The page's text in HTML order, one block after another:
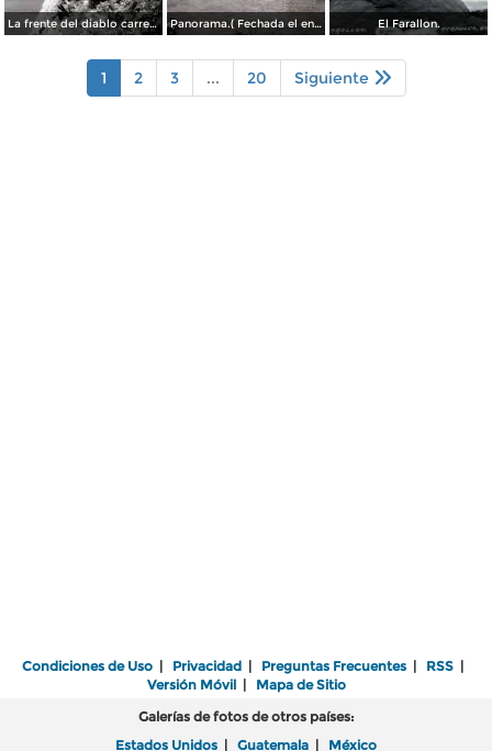
La frente del diablo carretera Acapulo a Pie de La Cuesta ( Fechada el en 1931 ). Panorama.( Fechada el en 1931 ). El Farallon.
1 2 3 ... 20 Siguiente
Condiciones de Uso | Privacidad | Preguntas Frecuentes | RSS |
Versión Móvil| Mapa de Sitio
Galerías de fotos de otros países:
Estados Unidos | Guatemala | México